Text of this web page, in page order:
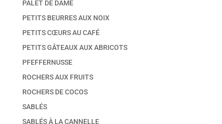
PALET DE DAME
PETITS BEURRES AUX NOIX
PETITS CŒURS AU CAFÉ
PETITS GÂTEAUX AUX ABRICOTS
PFEFFERNUSSE
ROCHERS AUX FRUITS
ROCHERS DE COCOS
SABLÉS
SABLÉS À LA CANNELLE